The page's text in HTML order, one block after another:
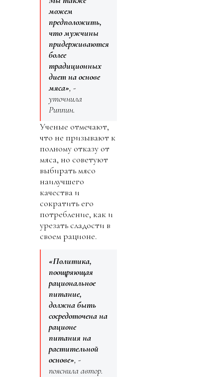
можем
предположить,
что мужчины
придерживаются
более
традиционных
диет на основе
мяса», -
уточнила
Риппин.
Ученые отмечают,
что не призывают к
полному отказу от
мяса, но советуют
выбирать мясо
наилучшего
качества и
сократить его
потребление, как и
урезать сладости в
своем рационе.
«Политика,
поощряющая
рациональное
питание,
должна быть
сосредоточена на
рационе
питания на
растительной
основе», -
пояснила автор.